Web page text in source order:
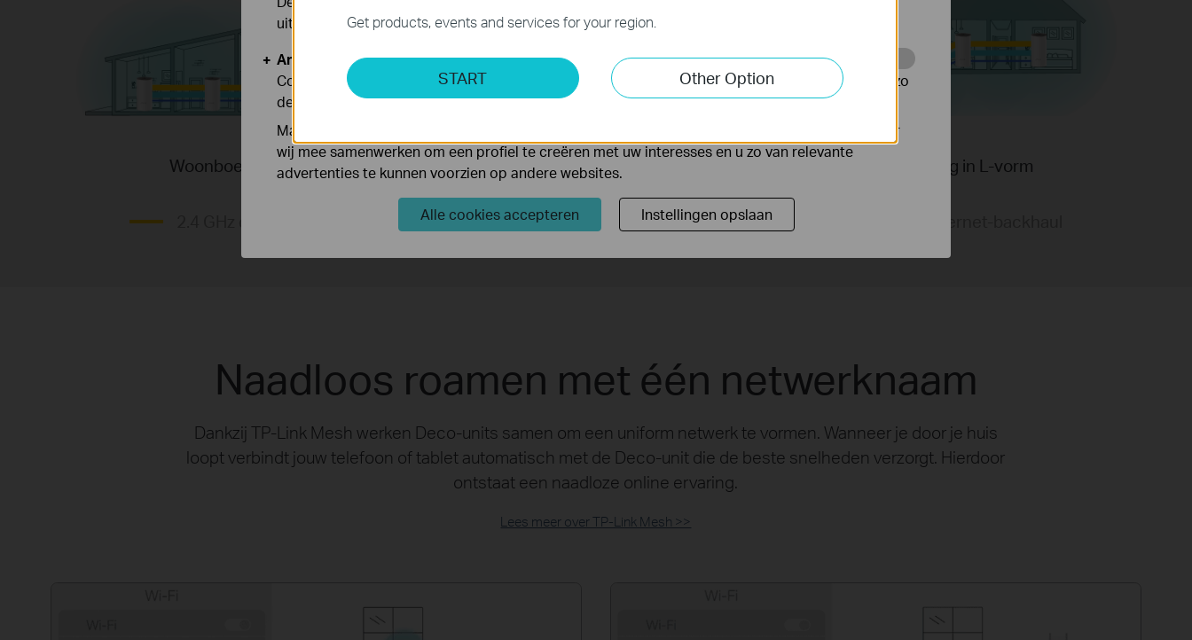
Woonboerderij
Woning met meerdere
Woning in L-vorm
5 GHz draadloze verbinding,
Naadloos roamen met één netwerknaam
Dankzij TP-Link Mesh werken Deco-units samen om een uniform netwerk te vormen. Wanneer je door je huis
loopt verbindt jouw telefoon of tablet automatisch met de Deco-unit die de beste snelheden verzorgt. Hierdoor
ontstaat een naadloze online ervaring.
Lees meer over TP-Link Mesh >>
Get products, events and services for your region.
START Other Option
uitgeschakeld.
Analyse en Marketing Cookies
Cookies voor analyse geven ons de mogelijkheid uw activiteiten op onze website te volgen en zo
de functionaliteit van de website aan te passen en te verbeteren.
Marketing cookies kunnen op onze website worden geplaatst door externe adverteerders waar
wij mee samenwerken om een profiel te creëren met uw interesses en u zo van relevante
advertenties te kunnen voorzien op andere websites.
Alle cookies accepteren Instellingen opslaan